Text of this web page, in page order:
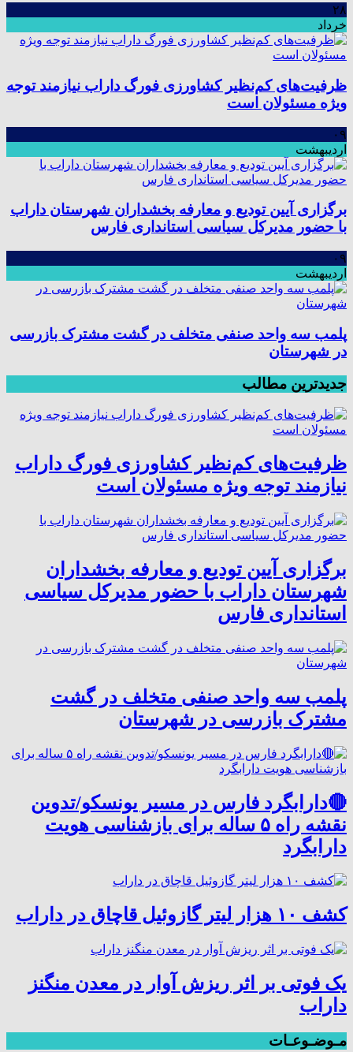
۲۸
خرداد
ظرفیت‌های کم‌نظیر کشاورزی فورگ داراب نیازمند توجه
ویژه مسئولان است
۰۹
اردیبهشت
برگزاری آیین تودیع و معارفه بخشداران شهرستان داراب
با حضور مدیرکل سیاسی استانداری فارس
۰۹
اردیبهشت
پلمب سه واحد صنفی متخلف در گشت مشترک بازرسی
در شهرستان
جدیدترین مطالب
ظرفیت‌های کم‌نظیر کشاورزی فورگ داراب
نیازمند توجه ویژه مسئولان است
برگزاری آیین تودیع و معارفه بخشداران
شهرستان داراب با حضور مدیرکل سیاسی
استانداری فارس
پلمب سه واحد صنفی متخلف در گشت
مشترک بازرسی در شهرستان
🔴دارابگرد فارس در مسیر یونسکو/تدوین
نقشه راه ۵ ساله برای بازشناسی هویت
دارابگرد
کشف ۱۰ هزار لیتر گازوئیل قاچاق در داراب
یک فوتی بر اثر ریزش آوار در معدن منگنز
داراب
مـوضـوعـات